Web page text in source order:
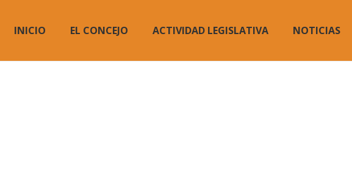
INICIO EL CONCEJO ACTIVIDAD LEGISLATIVA NOTICIAS